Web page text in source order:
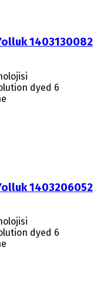
1403130082
dyed 6
1403206052
dyed 6